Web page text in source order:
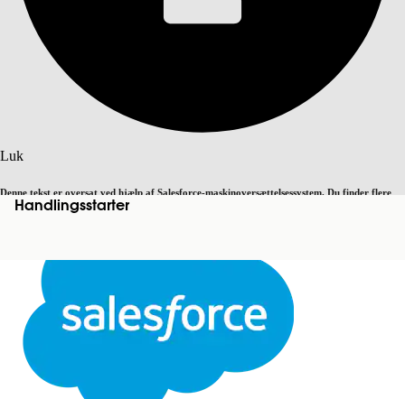
Luk
Denne tekst er oversat ved hjælp af Salesforce-maskinoversættelsessystem. Du finder flere
detaljer her Skift til engelsk
Luk
Handlingsstarter